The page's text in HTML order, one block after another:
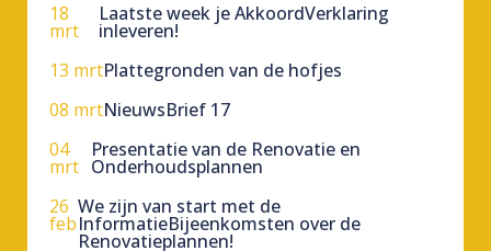
18
mrt
Laatste week je AkkoordVerklaring
inleveren!
13 mrtPlattegronden van de hofjes
08 mrtNieuwsBrief 17
04
mrt
Presentatie van de Renovatie en
Onderhoudsplannen
26
feb
We zijn van start met de
InformatieBijeenkomsten over de
Renovatieplannen!